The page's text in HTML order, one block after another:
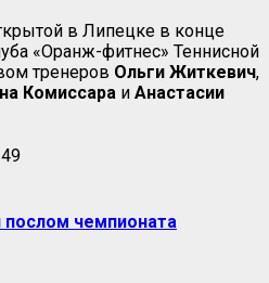
в Липецке в конце
«Оранж-фитнес» Теннисной
тренеров Ольги Житкевич,
Комиссара и Анастасии
чемпионата